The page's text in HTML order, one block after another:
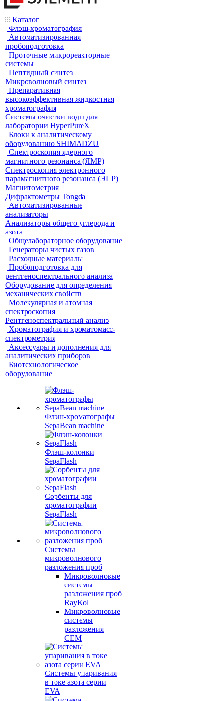
Каталог
Флэш-хроматография
Автоматизированная
пробоподготовка
Проточные микрореакторные
системы
Пептидный синтез
Микроволновый синтез
Препаративная
высокоэффективная жидкостная
хроматография
Системы очистки воды для
лаборатории HyperPureX
Блоки к аналитическому
оборудованию SHIMADZU
Спектроскопия ядерного
магнитного резонанса (ЯМР)
Спектроскопия электронного
парамагнитного резонанса (ЭПР)
Магнитометрия
Дифрактометры Tongda
Автоматизированные
анализаторы
Анализаторы общего углерода и
азота
Общелабораторное оборудование
Генераторы чистых газов
Расходные материалы
Пробоподготовка для
рентгеноспектрального анализа
Оборудование для определения
механических свойств
Молекулярная и атомная
спектроскопия
Рентгеноспектральный анализ
Хроматография и хроматомасс-
спектрометрия
Аксессуары и дополнения для
аналитических приборов
Биотехнологическое
оборудование
Флэш-хроматографы
SepaBean machine
Флэш-колонки
SepaFlash
Сорбенты для
хроматографии
SepaFlash
Системы
микроволнового
разложения проб
Микроволновые
системы
разложения проб
RayKol
Микроволновые
системы
разложения
CEM
Системы упаривания
в токе азота серии
EVA